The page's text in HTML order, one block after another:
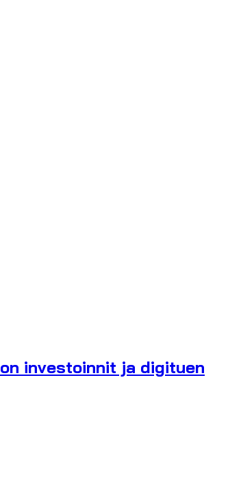
investoinnit ja digituen